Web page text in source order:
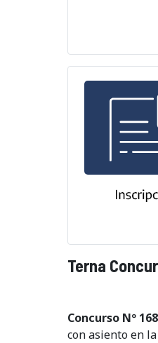
Terna
Concurso Nº
con asiento en la